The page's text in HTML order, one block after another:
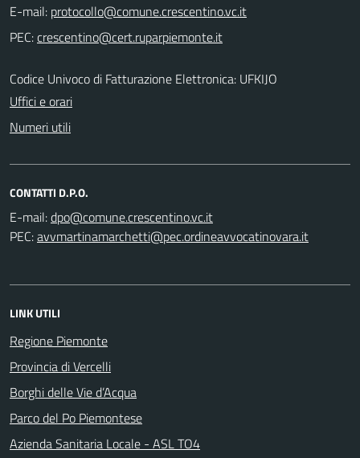
E-mail:
PEC:
Codice Univoco di Fatturazione Elettronica: UFKIJO
Uffici e orari
Numeri utili
CONTATTI D.P.O.
E-mail:
PEC:
LINK UTILI
Regione Piemonte
Provincia di Vercelli
Borghi delle Vie d’Acqua
Parco del Po Piemontese
Azienda Sanitaria Locale - ASL TO4